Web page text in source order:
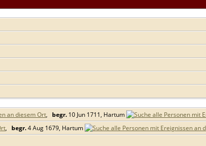
, begr. 10 Jun 1711, Hartum
, begr.4 Aug 1679, Hartum